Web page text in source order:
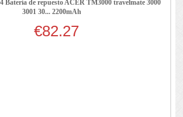
Batería de repuesto ACER TM3000 travelmate 3000
3001 30... 2200mAh
€82.27